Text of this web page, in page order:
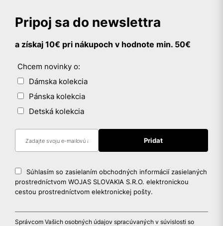
Pripoj sa do newslettra
a získaj 10€ pri nákupoch v hodnote min. 50€
Chcem novinky o:
Dámska kolekcia
Pánska kolekcia
Detská kolekcia
Súhlasím so zasielaním obchodných informácií zasielaných
prostredníctvom WOJAS SLOVAKIA S.R.O. elektronickou
cestou prostredníctvom elektronickej pošty.
Správcom Vašich osobných údajov spracúvaných v súvislosti so